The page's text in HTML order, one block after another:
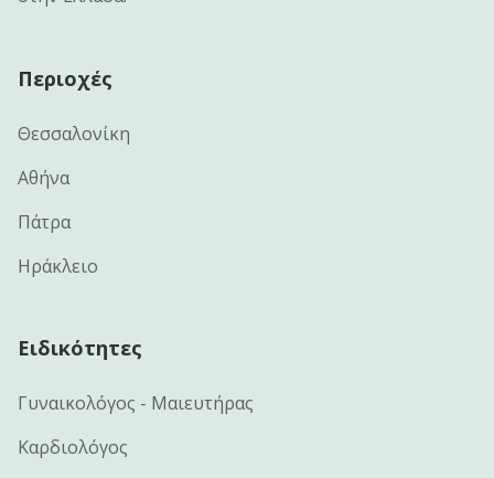
Περιοχές
Θεσσαλονίκη
Αθήνα
Πάτρα
Ηράκλειο
Ειδικότητες
Γυναικολόγος - Μαιευτήρας
Καρδιολόγος